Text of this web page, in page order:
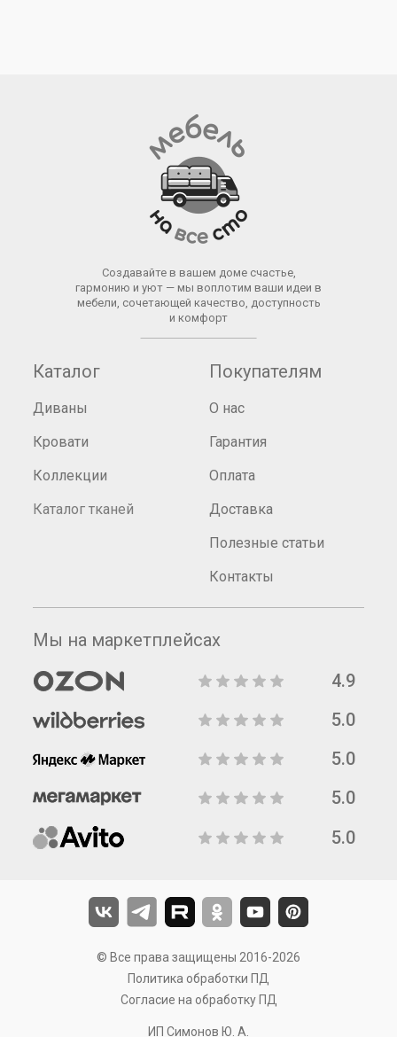
Создавайте в вашем доме счастье,
гармонию и уют — мы воплотим ваши идеи в
мебели, сочетающей качество, доступность
и комфорт
Каталог
Диваны
Кровати
Коллекции
Каталог тканей
Покупателям
О нас
Гарантия
Оплата
Доставка
Полезные статьи
Контакты
Мы на маркетплейсах
4.9
5.0
5.0
5.0
5.0
© Все права защищены 2016-2026
Политика обработки ПД
Согласие на обработку ПД
ИП Симонов Ю. А.